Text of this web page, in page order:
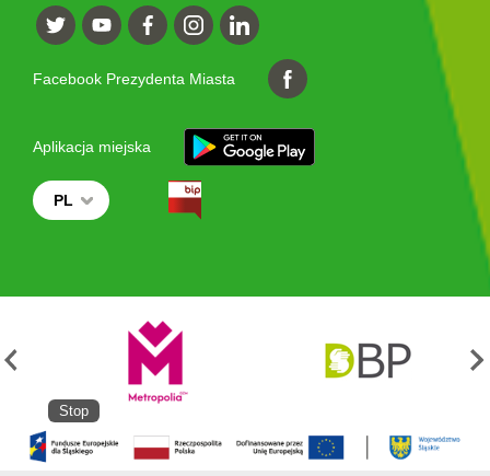
Facebook Prezydenta Miasta
Aplikacja miejska
PL
Stop